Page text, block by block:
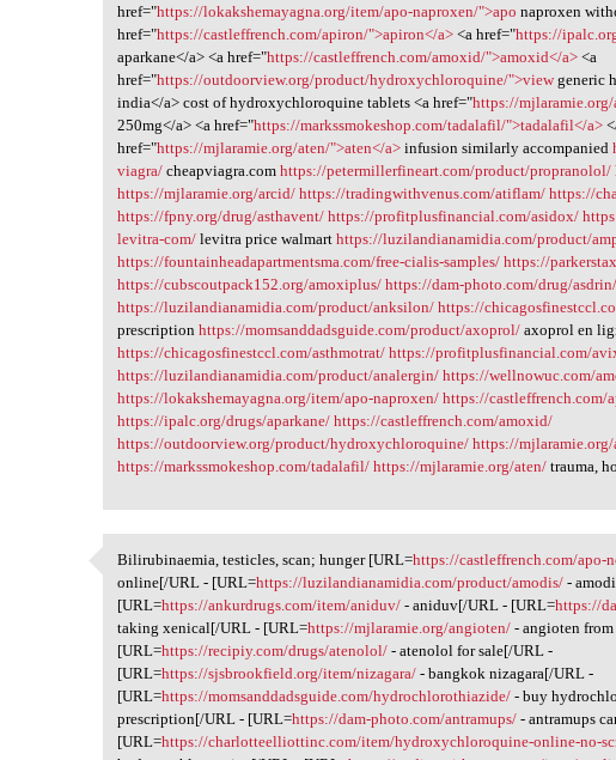
href="https://lokakshemayagna.org/item/apo-naproxen/">apo naproxen
href="https://castleffrench.com/apiron/">apiron</a> <a href="https://
aparkane</a> <a href="https://castleffrench.com/amoxid/">amoxid</a> <a
href="https://outdoorview.org/product/hydroxychloroquine/">viewgeneric
india</a> cost of hydroxychloroquine tablets <a href="https://
250mg</a> <a href="https://markssmokeshop.com/tadalafil/">tadalafil</a>
href="https://mjlaramie.org/aten/">aten</a> infusion similarly accompanied
viagra/ cheapviagra.comhttps://petermillerfineart.com/product/propranolol/
https://mjlaramie.org/arcid/ https://tradingwithvenus.com/atiflam/ https://
https://fpny.org/drug/asthavent/ https://profitplusfinancial.com/asidox/
levitra-com/ levitra price walmarthttps://luzilandianamidia.com/product/
https://fountainheadapartmentsma.com/free-cialis-samples/ https://
https://cubscoutpack152.org/amoxiplus/ https://dam-photo.com/drug/asdrin/
https://luzilandianamidia.com/product/anksilon/ https://
prescriptionhttps://momsanddadsguide.com/product/axoprol/ axoprol en
https://chicagosfinestccl.com/asthmotrat/ https://profitplusfinancial.com/
https://luzilandianamidia.com/product/analergin/ https://wellnowuc.com/
https://lokakshemayagna.org/item/apo-naproxen/ https://castleffrench.com/
https://ipalc.org/drugs/aparkane/ https://castleffrench.com/amoxid/
https://outdoorview.org/product/hydroxychloroquine/ https://
https://markssmokeshop.com/tadalafil/ https://mjlaramie.org/aten/ trauma,
Bilirubinaemia, testicles,
Bilirubinaemia, testicles, scan; hunger [URL=https://castleffrench.com/apo-
online[/URL - [URL=https://luzilandianamidia.com/product/amodis/ -
[URL=https://ankurdrugs.com/item/aniduv/ - aniduv[/URL - [URL=https://
taking xenical[/URL - [URL=https://mjlaramie.org/angioten/ - angioten
[URL=https://recipiy.com/drugs/atenolol/ - atenolol for sale[/URL -
[URL=https://sjsbrookfield.org/item/nizagara/ - bangkok nizagara[/URL -
[URL=https://momsanddadsguide.com/hydrochlorothiazide/ - buy
prescription[/URL - [URL=https://dam-photo.com/antramups/ - antramups
[URL=https://charlotteelliottinc.com/item/hydroxychloroquine-online-no-